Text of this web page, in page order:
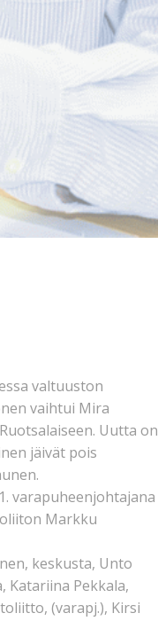
valtuuston
vaihtui Mira
Uutta on
jäivät pois
varapuheenjohtajana
Markku
keskusta, Unto
Katariina Pekkala,
(varapj.), Kirsi